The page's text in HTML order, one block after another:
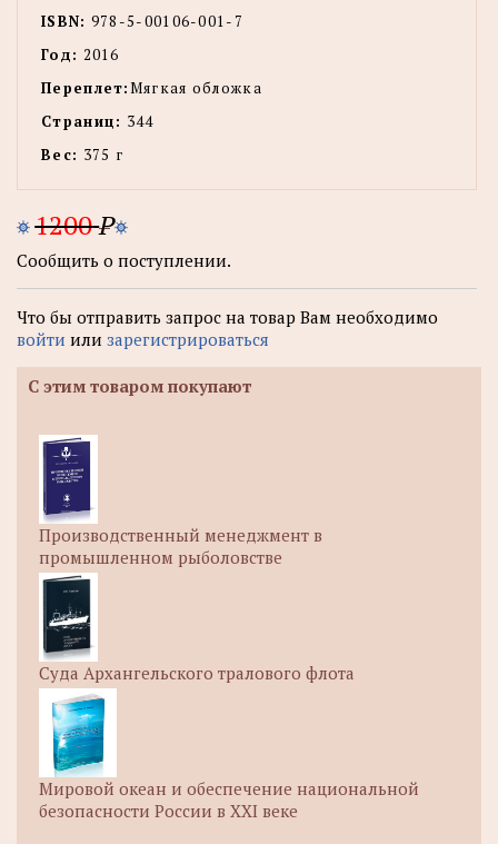
ISBN: 978-5-00106-001-7
Год: 2016
Переплет:Мягкая обложка
Страниц: 344
Вес: 375 г
1200P
Сообщить о поступлении.
Что бы отправить запрос на товар Вам необходимо
войти или зарегистрироваться
С этим товаром покупают
Производственный менеджмент в
промышленном рыболовстве
Суда Архангельского тралового флота
Мировой океан и обеспечение национальной
безопасности России в XXI веке